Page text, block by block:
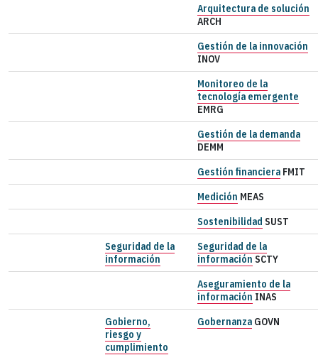
Arquitectura de solución
ARCH
Gestión de la innovación
INOV
Monitoreo de la
tecnología emergente
EMRG
Gestión de la demanda
DEMM
Gestión financiera FMIT
Medición MEAS
Sostenibilidad SUST
Seguridad de la
información
Seguridad de la
información SCTY
Aseguramiento de la
información INAS
Gobierno,
riesgo y
cumplimiento
Gobernanza GOVN